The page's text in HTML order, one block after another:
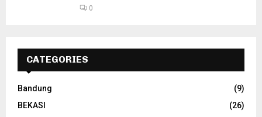
0
CATEGORIES
Bandung
(9)
BEKASI
(26)